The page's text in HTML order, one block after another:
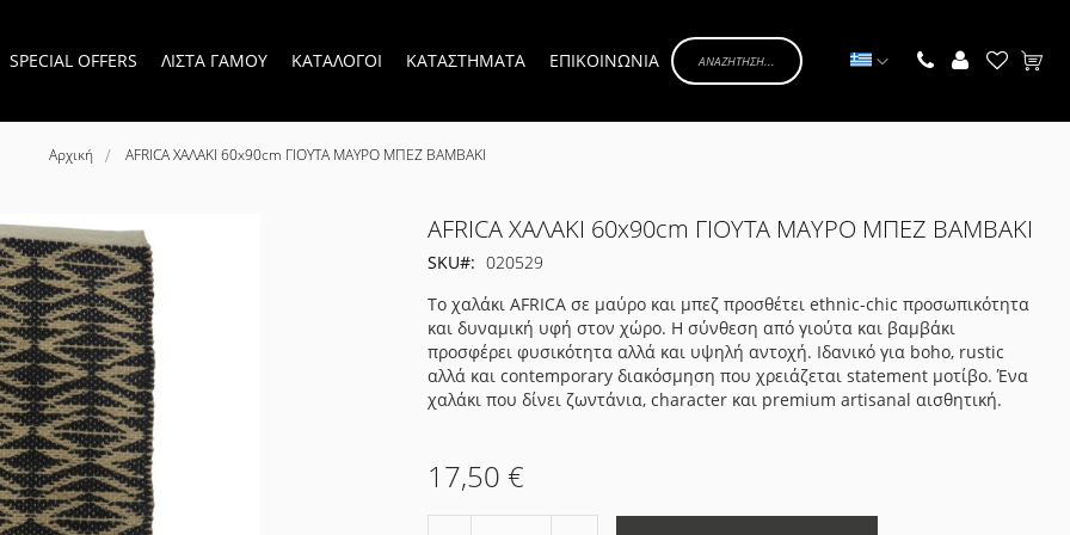
SPECIAL OFFERS ΛΙΣΤΑ ΓΑΜΟΥ ΚΑΤΑΛΟΓΟΙ ΚΑΤΑΣΤΗΜΑΤΑ ΕΠΙΚΟΙΝΩΝΙΑ
Γλώσσα
Αρχική AFRICA ΧΑΛΑΚΙ 60x90cm ΓΙΟΥΤΑ ΜΑΥΡΟ ΜΠΕΖ ΒΑΜΒΑΚΙ
AFRICA ΧΑΛΑΚΙ 60x90cm ΓΙΟΥΤΑ ΜΑΥΡΟ ΜΠΕΖ ΒΑΜΒΑΚΙ
SKU
020529
Το χαλάκι AFRICA σε μαύρο και μπεζ προσθέτει ethnic-chic προσωπικότητα
και δυναμική υφή στον χώρο. Η σύνθεση από γιούτα και βαμβάκι
προσφέρει φυσικότητα αλλά και υψηλή αντοχή. Ιδανικό για boho, rustic
αλλά και contemporary διακόσμηση που χρειάζεται statement μοτίβο. Ένα
χαλάκι που δίνει ζωντάνια, character και premium artisanal αισθητική.
17,50 €